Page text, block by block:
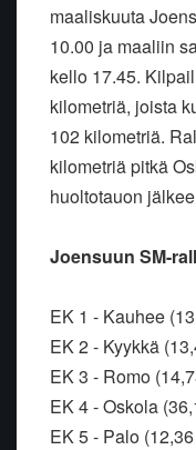
maaliskuuta
10.00 ja maaliin
kello 17.45.
kilometriä, joista
102 kilometriä.
kilometriä pitkä
huoltotauon
Joensuun SM-
EK 1 - Kauhee
EK 2 - Kyykkä
EK 3 - Romo
EK 4 - Oskola
EK 5 - Palo